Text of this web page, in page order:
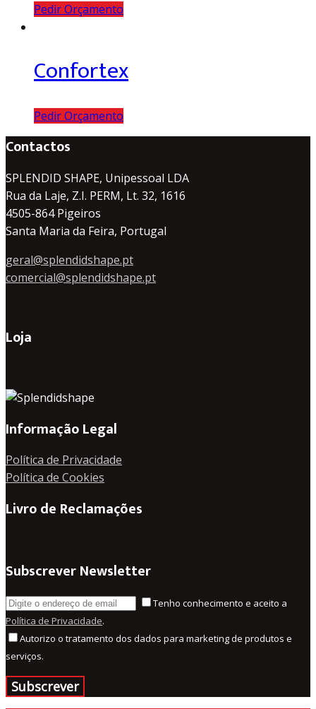
Pedir Orçamento
Confortex
Pedir Orçamento
Contactos
SPLENDID SHAPE, Unipessoal LDA
Rua da Laje, Z.I. PERM, Lt. 32, 1616
4505-864 Pigeiros
Santa Maria da Feira, Portugal
geral@splendidshape.pt
comercial@splendidshape.pt
Loja
Informação Legal
Política de Privacidade
Política de Cookies
Livro de Reclamações
Subscrever Newsletter
Tenho conhecimento e aceito a
Política de Privacidade.
Autorizo o tratamento dos dados para marketing de produtos e
serviços.